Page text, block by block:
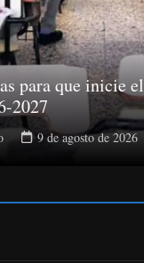
electo
9 de agosto de